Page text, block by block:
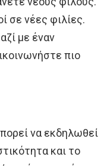
σε νέες φιλίες.
με έναν
πιο
να εκδηλωθεί
και το